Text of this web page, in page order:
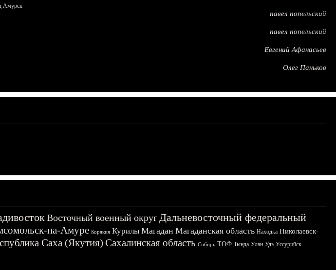
Амурск
павел попельский
павел попельский
Евгений Афанасьев
Олег Паньков
Восточный военный округДальневосточный федеральный
на-Амуре Корякия Курилы Магадан Магаданская область Находка Николаевск-
Саха (Якутия) Сахалинская область Сибирь ТОФ Тында Улан-Удэ Уссурийск